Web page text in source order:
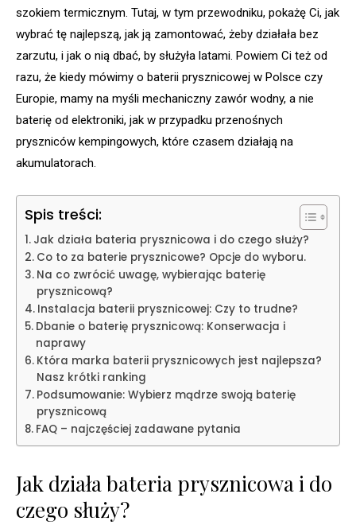
szokiem termicznym. Tutaj, w tym przewodniku, pokażę Ci, jak
wybrać tę najlepszą, jak ją zamontować, żeby działała bez
zarzutu, i jak o nią dbać, by służyła latami. Powiem Ci też od
razu, że kiedy mówimy o baterii prysznicowej w Polsce czy
Europie, mamy na myśli mechaniczny zawór wodny, a nie
baterię od elektroniki, jak w przypadku przenośnych
pryszniców kempingowych, które czasem działają na
akumulatorach.
Spis treści:
Jak działa bateria prysznicowa i do czego służy?
Co to za baterie prysznicowe? Opcje do wyboru.
Na co zwrócić uwagę, wybierając baterię
prysznicową?
Instalacja baterii prysznicowej: Czy to trudne?
Dbanie o baterię prysznicową: Konserwacja i
naprawy
Która marka baterii prysznicowych jest najlepsza?
Nasz krótki ranking
Podsumowanie: Wybierz mądrze swoją baterię
prysznicową
FAQ – najczęściej zadawane pytania
Jak działa bateria prysznicowa i do
czego służy?